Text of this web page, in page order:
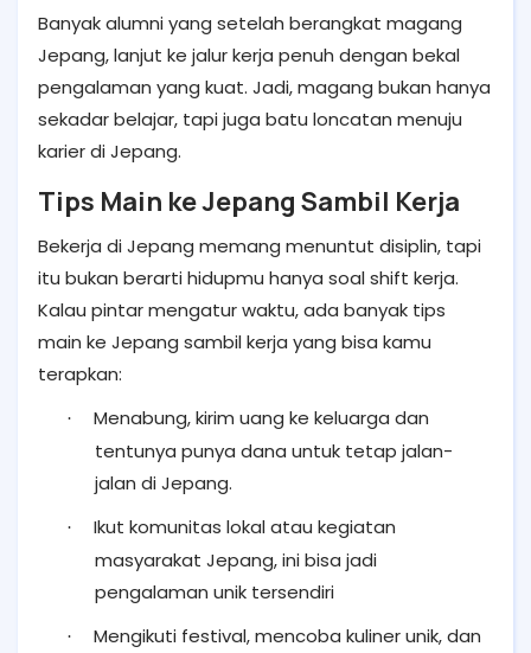
Banyak alumni yang setelah berangkat magang
Jepang, lanjut ke jalur kerja penuh dengan bekal
pengalaman yang kuat. Jadi, magang bukan hanya
sekadar belajar, tapi juga batu loncatan menuju
karier di Jepang.
Tips Main ke Jepang Sambil Kerja
Bekerja di Jepang memang menuntut disiplin, tapi
itu bukan berarti hidupmu hanya soal shift kerja.
Kalau pintar mengatur waktu, ada banyak tips
main ke Jepang sambil kerja yang bisa kamu
terapkan:
·
Menabung, kirim uang ke keluarga dan
tentunya punya dana untuk tetap jalan-
jalan di Jepang.
·
Ikut komunitas lokal atau kegiatan
masyarakat Jepang, ini bisa jadi
pengalaman unik tersendiri
· Mengikuti festival, mencoba kuliner unik, dan